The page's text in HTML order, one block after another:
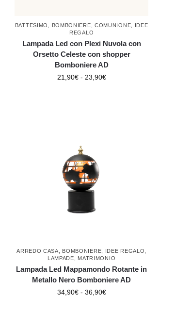
BATTESIMO BOMBONIERE COMUNIONE
IDEE
REGALO
Lampada Led con Plexi Nuvola con
Orsetto Celeste con shopper
Bomboniere AD
21,90€ - 23,90€
ARREDO CASA BOMBONIERE IDEE REGALO
LAMPADE
MATRIMONIO
Lampada Led Mappamondo Rotante in
Metallo Nero Bomboniere AD
34,90€ - 36,90€